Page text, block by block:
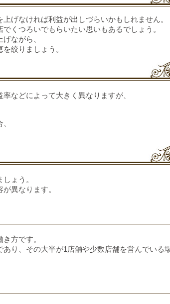
げなければ利益が出しづらいかもしれません。
くつろいでもらいたい思いもあるでしょう。
ながら、
絞りましょう。
などによって大きく異なりますが、
ょう。
異なります。
方です。
り、その大半が1店舗や少数店舗を営んでいる